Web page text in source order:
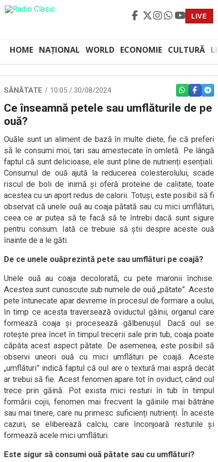
LIVE
HOME NAȚIONAL WORLD ECONOMIE CULTURĂ
SĂNĂTATE 10:05 / 30/08/2024 WHATSAPP
Ce înseamnă petele sau umflăturile de pe
ouă?
Ouăle sunt un aliment de bază în multe diete, fie că preferi
să le consumi moi, tari sau amestecate în omletă. Pe lângă
faptul că sunt delicioase, ele sunt pline de nutrienți esențiali.
Consumul de ouă ajută la reducerea colesterolului, scade
riscul de boli de inimă și oferă proteine de calitate, toate
acestea cu un aport redus de calorii. Totuși, este posibil să fi
observat că unele ouă au coaja pătată sau cu mici umflături,
ceea ce ar putea să te facă să te întrebi dacă sunt sigure
pentru consum. Iată ce trebuie să știi despre aceste ouă
înainte de a le găti.
De ce unele ouăprezintă pete sau umflături pe coajă?
Unele ouă au coaja decolorată, cu pete maronii închise.
Acestea sunt cunoscute sub numele de ouă „pătate”. Aceste
pete întunecate apar devreme în procesul de formare a oului,
în timp ce acesta traversează oviductul găinii, organul care
formează coaja și procesează gălbenușul. Dacă oul se
rotește prea încet în timpul trecerii sale prin tub, coaja poate
căpăta acest aspect pătate. De asemenea, este posibil să
observi uneori ouă cu mici umflături pe coajă. Aceste
„umflături” indică faptul că oul are o textură mai aspră decât
ar trebui să fie. Acest fenomen apare tot în oviduct, când oul
trece prin găină. Pot exista mici resturi în tub în timpul
formării cojii, fenomen mai frecvent la găinile mai bătrâne
sau mai tinere, care nu primesc suficienți nutrienți. În aceste
cazuri, se eliberează calciu, care înconjoară resturile și
formează acele mici umflături.
Este sigur să consumi ouă pătate sau cu umflături?